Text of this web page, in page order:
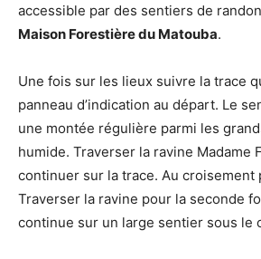
accessible par des sentiers de
Maison Forestière du Matouba.
Une fois sur les lieux suivre la trace
panneau d’indication au départ. Le
une montée régulière parmi les
humide. Traverser la ravine Madame
continuer sur la trace. Au croisement
Traverser la ravine pour la seconde
continue sur un large sentier sous le